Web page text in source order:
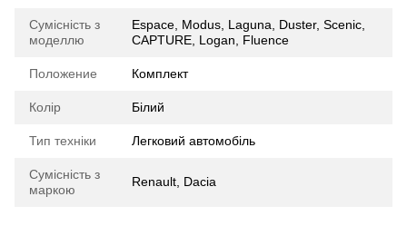
Сумісність з
моделлю
Espace, Modus, Laguna, Duster, Scenic,
CAPTURE, Logan, Fluence
Положение Комплект
Колір Білий
Тип техніки Легковий автомобіль
Сумісність з
маркою
Renault, Dacia